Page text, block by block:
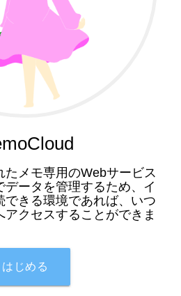
たメモ専用のWebサービス
データを管理するため、イ
できる環境であれば、いつ
クセスすることができま
はじめる